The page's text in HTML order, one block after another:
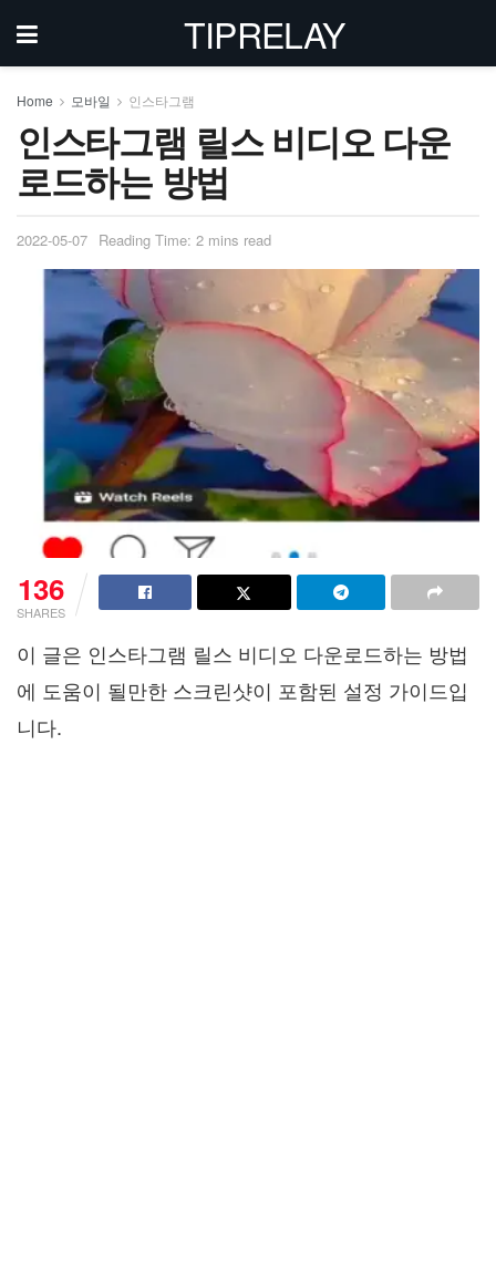
TIPRELAY
Home 모바일 인스타그램
인스타그램 릴스 비디오 다운
로드하는 방법
2022-05-07 Reading Time: 2 mins read
136
SHARES
이 글은 인스타그램 릴스 비디오 다운로드하는 방법
에 도움이 될만한 스크린샷이 포함된 설정 가이드입
니다.